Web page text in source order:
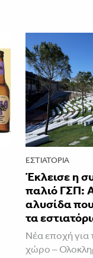
ΕΣΤΙΑΤΌΡΙΑ
Έκλεισε η
παλιό ΓΣΠ:
αλυσίδα
τα
Νέα εποχή για
χώρο –